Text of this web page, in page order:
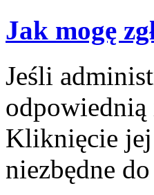
Jak mogę
Jeśli
odpowiednią
Kliknięcie jej
niezbędne